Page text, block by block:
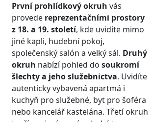
První prohlídkový okruh vás
provede reprezentačními prostory
z 18. a 19. století, kde uvidíte mimo
jiné kapli, hudební pokoj,
společenský salón a velký sál. Druhý
okruh nabízí pohled do soukromí
šlechty a jeho služebnictva. Uvidíte
autenticky vybavená apartmá i
kuchyň pro služebné, byt pro šoféra
nebo kancelář kastelána. Třetí okruh